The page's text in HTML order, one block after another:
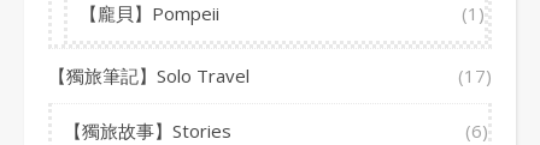
【龐貝】Pompeii (1)
【獨旅筆記】Solo Travel (17)
【獨旅故事】Stories (6)